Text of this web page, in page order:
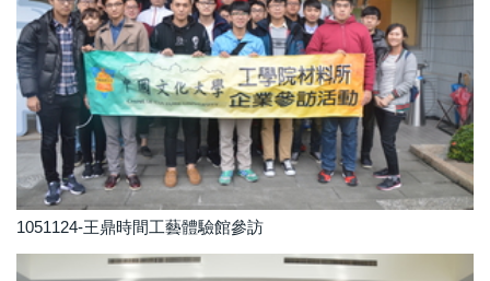
1051124-王鼎時間工藝體驗館參訪